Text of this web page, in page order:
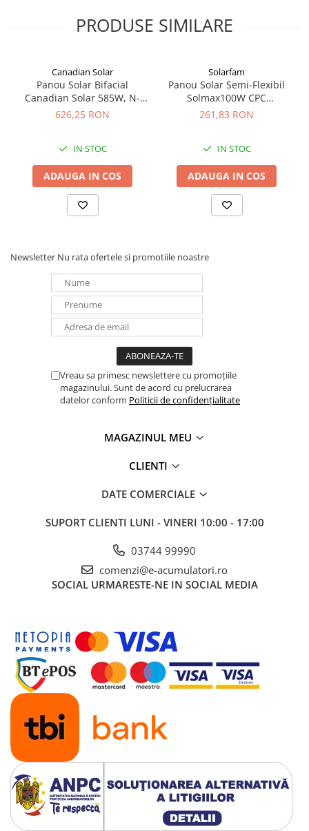
Intrerupatoare si prize
Sigurante
Tablouri electrice
cabluri USB, prelungitoare USB
Cablu de date si Adaptoare
Solutii solare portabile
Lichidare de stoc
Diverse
Sisteme de prindere
Statii de incarcare EV
Pompe de caldura
PRODUSE SIMILARE
Canadian Solar
Panou Solar Bifacial
Canadian Solar 585W, N-
Type TOPCon, CS6W-TB-SF-
626,25 RON
IN STOC
ADAUGA IN COS
Solarfam
Panou Solar Semi-Flexibil
Solmax100W CPC
SOLARFAM Solarfam-Flex-
261,83 RON
IN STOC
ADAUGA IN COS
Newsletter Nu rata ofertele si promotiile noastre
Vreau sa primesc newslettere cu promoțiile
magazinului. Sunt de acord cu prelucrarea
datelor conform Politicii de confidențialitate
MAGAZINUL MEU
CLIENTI
DATE COMERCIALE
SUPORT CLIENTI LUNI - VINERI 10:00 - 17:00
03744 99990
comenzi@e-acumulatori.ro
SOCIAL URMARESTE-NE IN SOCIAL MEDIA